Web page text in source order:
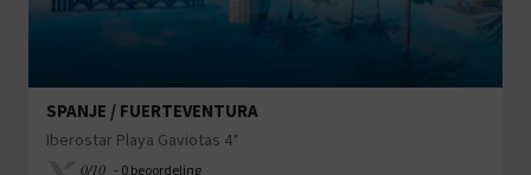
SPANJE / FUERTEVENTURA
Iberostar Playa Gaviotas 4*
0/10 - 0 beoordeling